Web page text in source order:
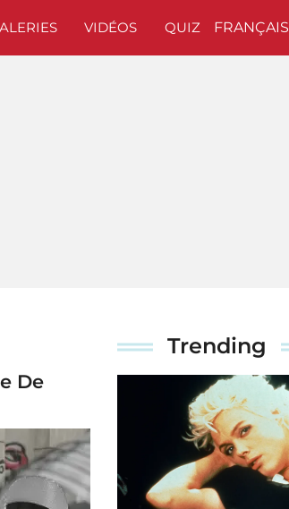
VIDÉOS QUIZ FRANÇAIS
De
Trending